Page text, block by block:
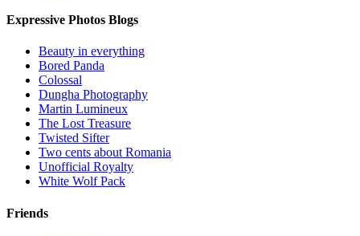
Expressive Photos Blogs
Beauty in everything
Bored Panda
Colossal
Dungha Photography
Martin Lumineux
The Lost Treasure
Twisted Sifter
Two cents about Romania
Unofficial Royalty
White Wolf Pack
Friends